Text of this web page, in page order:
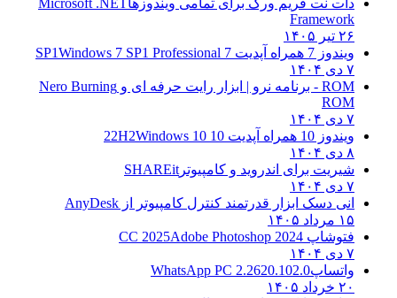
Framework
ویندوز 7 همراه آپدیت 7 SP1
Windows 7 SP1 Professional
ROM - برنامه نرو | ابزار رایت حرفه ای و
Nero Burning
ROM
ویندوز 10 همراه آپدیت 10 22H2
Windows 10
شیریت برای اندروید و کامپیوترSHAREit
انی دسک ابزار قدرتمند کنترل کامپیوتر ازAnyDesk
فتوشاپ CC 2025Adobe Photoshop 2024
واتساپWhatsApp PC 2.2620.102.0